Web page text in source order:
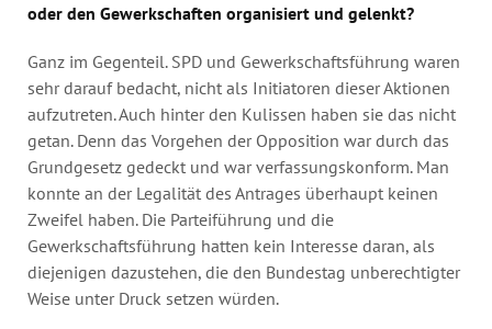
oder den Gewerkschaften organisiert und gelenkt?
Ganz im Gegenteil. SPD und Gewerkschaftsführung waren
sehr darauf bedacht, nicht als Initiatoren dieser Aktionen
aufzutreten. Auch hinter den Kulissen haben sie das nicht
getan. Denn das Vorgehen der Opposition war durch das
Grundgesetz gedeckt und war verfassungskonform. Man
konnte an der Legalität des Antrages überhaupt keinen
Zweifel haben. Die Parteiführung und die
Gewerkschaftsführung hatten kein Interesse daran, als
diejenigen dazustehen, die den Bundestag unberechtigter
Weise unter Druck setzen würden.